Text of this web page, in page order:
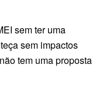
sem ter uma
sem impactos
tem uma proposta